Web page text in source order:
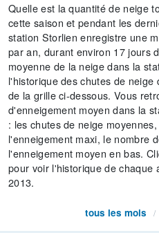
Quelle est la quantité de neige
cette saison et pendant les
station Storlien enregistre une
par an, durant environ 17 jours
moyenne de la neige dans la
l'historique des chutes de
de la grille ci-dessous. Vous
d'enneigement moyen dans la
: les chutes de neige
l'enneigement maxi, le nombre
l'enneigement moyen en bas.
pour voir l'historique de chaque
2013.
tous les mois /